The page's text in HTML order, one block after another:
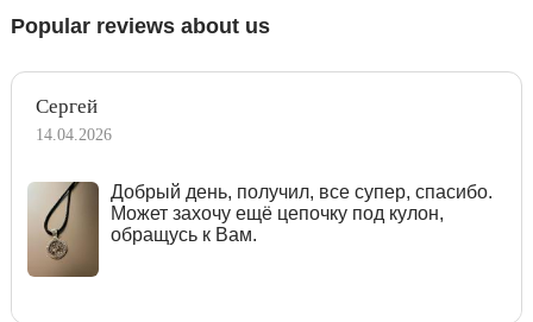
Popular reviews about us
Сергей
14.04.2026
Добрый день, получил, все супер, спасибо.
Может захочу ещё цепочку под кулон,
обращусь к Вам.